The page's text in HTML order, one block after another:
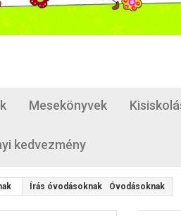
Mesekönyvek
kedvezmény
Írás óvodásoknak Óvodásoknak